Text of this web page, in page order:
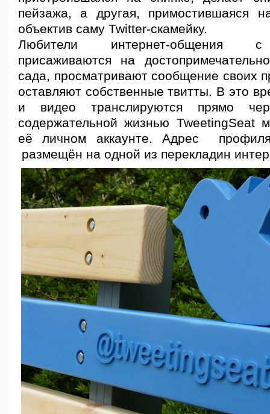
пейзажа, а другая, примостившаяся
объектив саму Twitter-скамейку.
Любители интернет-общения с
присаживаются на
сада, просматривают сообщение своих
оставляют собственные твитты. В это
и видео транслируются прямо
содержательной жизнью TweetingSeat
её личном аккаунте. Адрес
размещён на одной из перекладин